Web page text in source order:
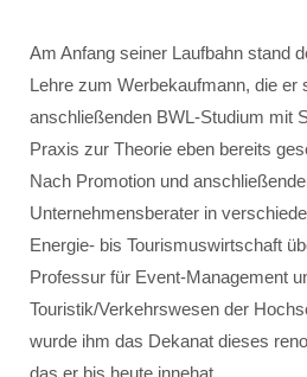
Am Anfang seiner Laufbahn stand
Lehre zum Werbekaufmann, die er
anschließenden BWL-Studium mit
Praxis zur Theorie eben bereits
Nach Promotion und
Unternehmensberater in
Energie- bis Tourismuswirtschaft
Professur für Event-Management
Touristik/Verkehrswesen der
wurde ihm das Dekanat dieses
das er bis heute innehat.